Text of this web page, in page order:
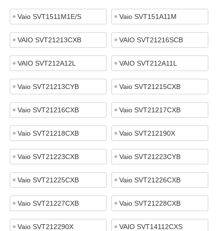
Vaio SVT1511M1E/S Vaio SVT151A11M
VAIO SVT21213CXB VAIO SVT21216SCB
VAIO SVT212A12L VAIO SVT212A11L
Vaio SVT21213CYB Vaio SVT21215CXB
Vaio SVT21216CXB Vaio SVT21217CXB
Vaio SVT21218CXB Vaio SVT212190X
Vaio SVT21223CXB Vaio SVT21223CYB
Vaio SVT21225CXB Vaio SVT21226CXB
Vaio SVT21227CXB Vaio SVT21228CXB
Vaio SVT212290X VAIO SVT14112CXS